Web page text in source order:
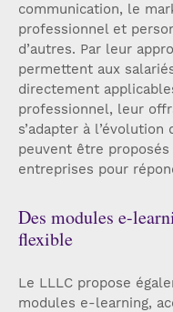
communication, le
professionnel et
d’autres. Par leur
permettent aux
directement
professionnel, leur
s’adapter à
peuvent être
entreprises pour
Des modules e-
flexible
Le LLLC propose
modules e-learning,